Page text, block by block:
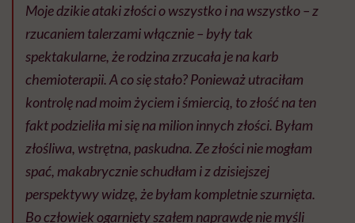
Moje dzikie ataki złości o wszystko i na wszystko – z
rzucaniem talerzami włącznie – były tak
spektakularne, że rodzina zrzucała je na karb
chemioterapii. A co się stało? Ponieważ utraciłam
kontrolę nad moim życiem i śmiercią, to złość na ten
fakt podzieliła mi się na milion innych złości. Byłam
złośliwa, wstrętna, paskudna. Ze złości nie mogłam
spać, makabrycznie schudłam i z dzisiejszej
perspektywy widzę, że byłam kompletnie szurnięta.
Bo człowiek ogarnięty szałem naprawdę nie myśli